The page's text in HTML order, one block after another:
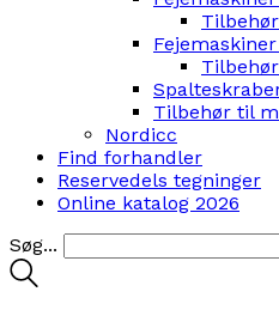
Tilbehør til
Nordicc
Find forhandler
Reservedels tegninger
Online katalog 2026
Søg...